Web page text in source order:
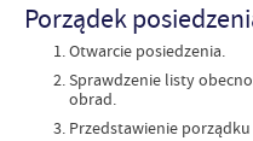
Porządek
Otwarcie posiedzenia.
Sprawdzenie listy
obrad.
Przedstawienie